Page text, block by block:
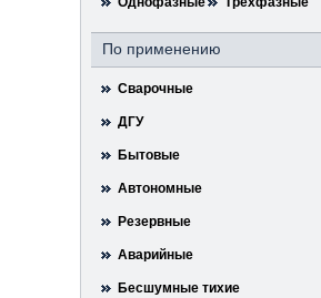
По применению
Сварочные
ДГУ
Бытовые
Автономные
Резервные
Аварийные
Бесшумные тихие